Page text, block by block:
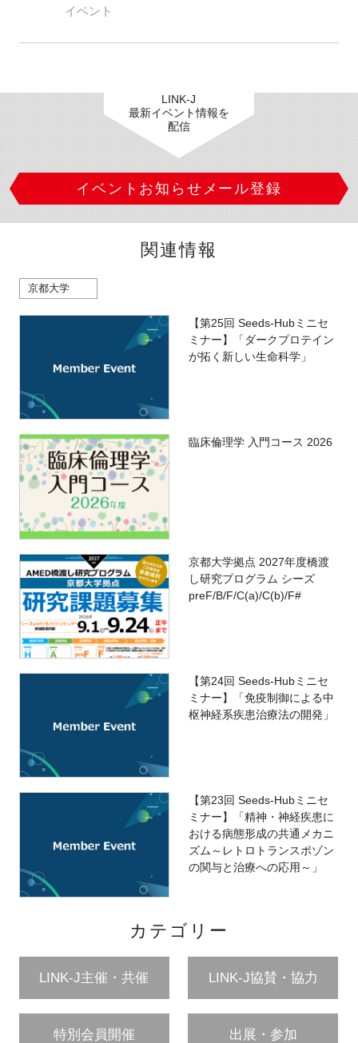
イベント
LINK-J
最新イベント情報を
配信
イベントお知らせメール登録
関連情報
京都大学
【第25回 Seeds-Hubミニセ
ミナー】「ダークプロテイン
が拓く新しい生命科学」
臨床倫理学 入門コース 2026
京都大学拠点 2027年度橋渡
し研究プログラム シーズ
preF/B/F/C(a)/C(b)/F#
【第24回 Seeds-Hubミニセ
ミナー】「免疫制御による中
枢神経系疾患治療法の開発」
【第23回 Seeds-Hubミニセ
ミナー】「精神・神経疾患に
おける病態形成の共通メカニ
ズム～レトロトランスポゾン
の関与と治療への応用～」
カテゴリー
LINK-J主催・共催 LINK-J協賛・協力
特別会員開催 出展・参加